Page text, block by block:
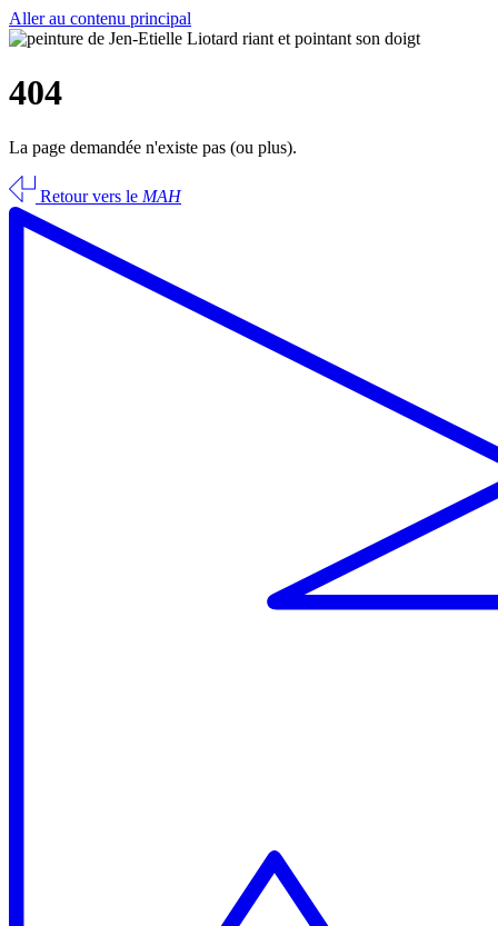
Aller au contenu principal
404
La page demandée n'existe pas (ou plus).
Retour vers le MAH